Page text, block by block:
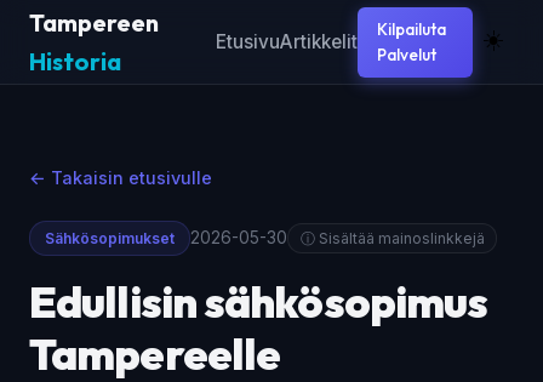
Tampereen
Historia
EtusivuArtikkelit
Kilpailuta
Palvelut
☀️
← Takaisin etusivulle
Sähkösopimukset 2026-05-30 ⓘ Sisältää mainoslinkkejä
Edullisin sähkösopimus
Tampereelle